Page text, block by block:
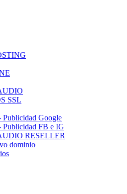
SSL
Google
FB e IG
RESELLER
dominio